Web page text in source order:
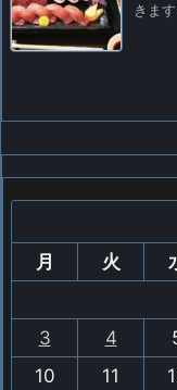
きま
月
火
3
4
10
11